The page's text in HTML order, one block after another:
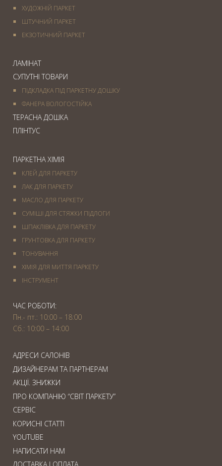
ХУДОЖНІЙ ПАРКЕТ
ШТУЧНИЙ ПАРКЕТ
ЕКЗОТИЧНИЙ ПАРКЕТ
ЛАМІНАТ
СУПУТНІ ТОВАРИ
ПІДКЛАДКА ПІД ПАРКЕТНУ ДОШКУ
ФАНЕРА ВОЛОГОСТІЙКА
ТЕРАСНА ДОШКА
ПЛІНТУС
ПАРКЕТНА ХІМІЯ
КЛЕЙ ДЛЯ ПАРКЕТУ
ЛАК ДЛЯ ПАРКЕТУ
МАСЛО ДЛЯ ПАРКЕТУ
СУМІШІ ДЛЯ СТЯЖКИ ПІДЛОГИ
ШПАКЛІВКА ДЛЯ ПАРКЕТУ
ГРУНТОВКА ДЛЯ ПАРКЕТУ
ТОНУВАННЯ
ХІМІЯ ДЛЯ МИТТЯ ПАРКЕТУ
IНСТРУМЕНТ
ЧАС РОБОТИ:
Пн.- пт.: 10:00 – 18:00
Сб.: 10:00 – 14:00
АДРЕСИ САЛОНІВ
ДИЗАЙНЕРАМ ТА ПАРТНЕРАМ
АКЦІЇ. ЗНИЖКИ
ПРО КОМПАНІЮ “СВІТ ПАРКЕТУ”
СЕРВІС
КОРИСНІ СТАТТІ
YOUTUBE
НАПИСАТИ НАМ